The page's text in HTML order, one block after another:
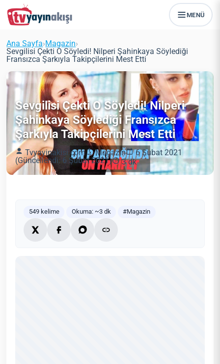
MENÜ
Ana Sayfa›Magazin›
Sevgilisi Çekti O Söyledi! Nilperi Şahinkaya Söylediği
Fransızca Şarkıyla Takipçilerini Mest Etti
Sevgilisi Çekti O Söyledi! Nilperi
Şahinkaya Söylediği Fransızca
Şarkıyla Takipçilerini Mest Etti
Tvyayinakisi.com Magazin
6 Şubat 2021
(Güncellendi: 6 Şubat 2021)
3 dk
549 kelime Okuma: ~3 dk #Magazin